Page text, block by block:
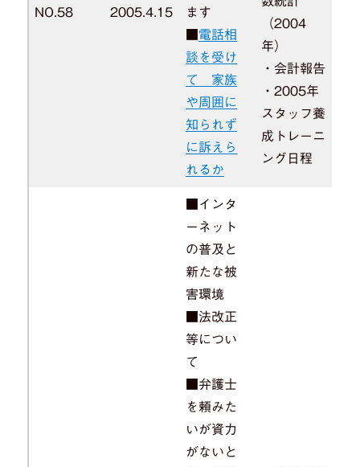
NO.58 2005.4.15
ます
電話相
談を受け
て 家族
や周囲に
知られず
に訴えら
れるか
（2004
年）
・会計報告
・2005年
スタッフ養
成トレーニ
ング日程
■インタ
ーネット
の普及と
新たな被
害環境
■法改正
等につい
て
■弁護士
を頼みた
いが資力
がないと